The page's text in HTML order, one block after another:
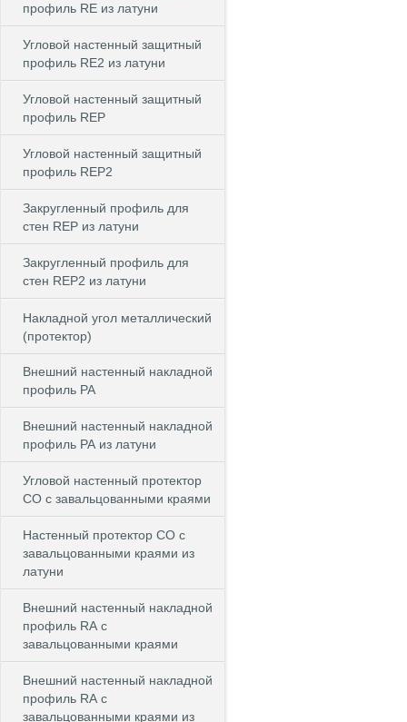
профиль RE из латуни
Угловой настенный защитный
профиль RE2 из латуни
Угловой настенный защитный
профиль REP
Угловой настенный защитный
профиль REP2
Закругленный профиль для
стен REP из латуни
Закругленный профиль для
стен REP2 из латуни
Накладной угол металлический
(протектор)
Внешний настенный накладной
профиль РА
Внешний настенный накладной
профиль РА из латуни
Угловой настенный протектор
СО с завальцованными краями
Настенный протектор СО с
завальцованными краями из
латуни
Внешний настенный накладной
профиль RА с
завальцованными краями
Внешний настенный накладной
профиль RА с
завальцованными краями из